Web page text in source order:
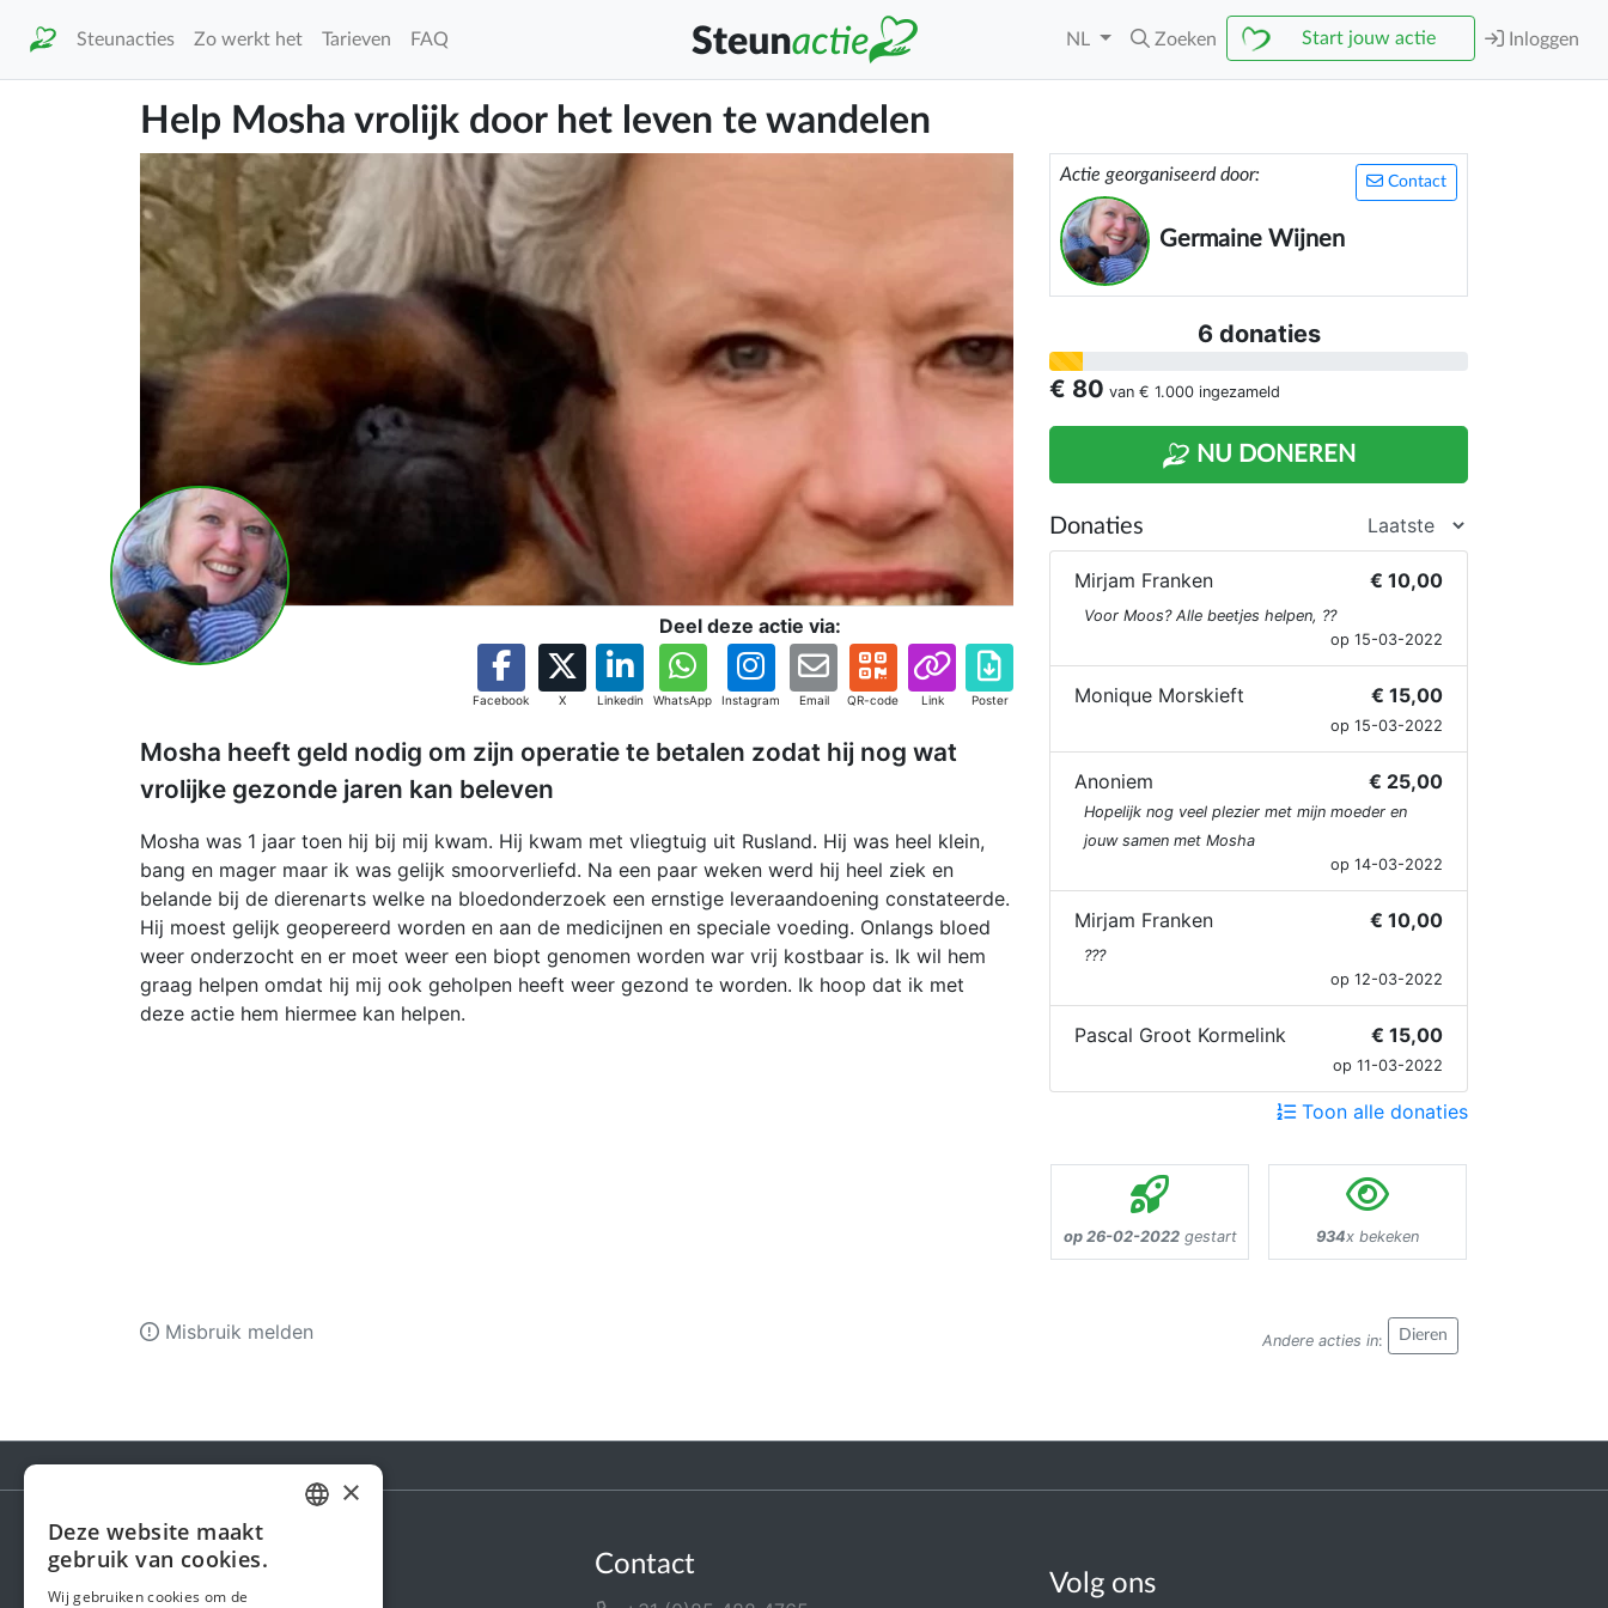
Steunacties Zo werkt het Tarieven FAQ NL Zoeken Start jouw actie Inloggen
Help Mosha vrolijk door het leven te wandelen
Deel deze actie via:
Facebook X Linkedin WhatsApp Instagram Email QR-code Link Poster
Mosha heeft geld nodig om zijn operatie te betalen zodat hij nog wat
vrolijke gezonde jaren kan beleven
Mosha was 1 jaar toen hij bij mij kwam. Hij kwam met vliegtuig uit Rusland. Hij was heel klein,
bang en mager maar ik was gelijk smoorverliefd. Na een paar weken werd hij heel ziek en
belande bij de dierenarts welke na bloedonderzoek een ernstige leveraandoening constateerde.
Hij moest gelijk geopereerd worden en aan de medicijnen en speciale voeding. Onlangs bloed
weer onderzocht en er moet weer een biopt genomen worden war vrij kostbaar is. Ik wil hem
graag helpen omdat hij mij ook geholpen heeft weer gezond te worden. Ik hoop dat ik met
deze actie hem hiermee kan helpen.
Contact
Actie georganiseerd door:
Germaine Wijnen
6 donaties
€ 80 van € 1.000 ingezameld
NU DONEREN
Donaties
Mirjam Franken € 10,00
Voor Moos? Alle beetjes helpen, ??
op 15-03-2022
Monique Morskieft € 15,00
op 15-03-2022
Anoniem € 25,00
Hopelijk nog veel plezier met mijn moeder en
jouw samen met Mosha
op 14-03-2022
Mirjam Franken € 10,00
???
op 12-03-2022
Pascal Groot Kormelink € 15,00
op 11-03-2022
Toon alle donaties
op 26-02-2022gestart 934x bekeken
Andere acties in: Dieren
Misbruik melden
Steunactie Contact
Volg ons
×
Deze website maakt
gebruik van cookies.
Wij gebruiken cookies om de